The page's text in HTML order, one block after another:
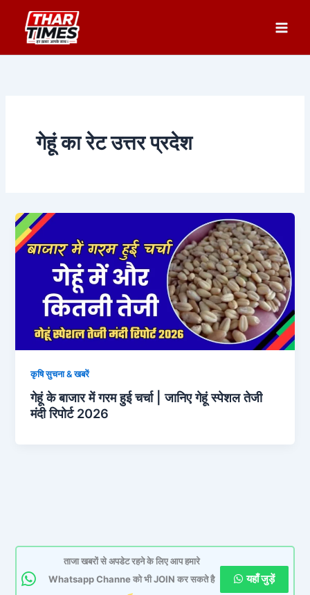
content
गेहूं का रेट उत्तर प्रदेश
कृषि सुचना & खबरें
गेहूं के बाजार में गरम हुई चर्चा | जानिए गेहूं स्पेशल तेजी
मंदी रिपोर्ट 2026
ताजा खबरों से अपडेट रहने के लिए आप हमारे
Whatsapp Channe को भी JOIN कर सकते है
यहाँ जुड़ें